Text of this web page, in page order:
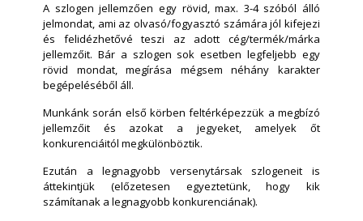
A szlogen jellemzően egy rövid, max. 3-4 szóból álló
jelmondat, ami az olvasó/fogyasztó számára jól kifejezi
és felidézhetővé teszi az adott cég/termék/márka
jellemzőit. Bár a szlogen sok esetben legfeljebb egy
rövid mondat, megírása mégsem néhány karakter
begépeléséből áll.
Munkánk során első körben feltérképezzük a megbízó
jellemzőit és azokat a jegyeket, amelyek őt
konkurenciáitól megkülönböztik.
Ezután a legnagyobb versenytársak szlogeneit is
áttekintjük (előzetesen egyeztetünk, hogy kik
számítanak a legnagyobb konkurenciának).